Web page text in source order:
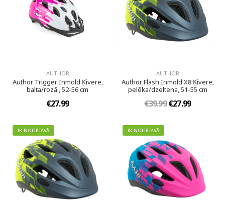
AUTHOR
Author Trigger Inmold Ķivere,
balta/rozā , 52-56 cm
€27.99
AUTHOR
Author Flash Inmold X8 Ķivere,
pelēka/dzeltena, 51-55 cm
€39.99€27.99
IR NOLIKTAVĀ IR NOLIKTAVĀ